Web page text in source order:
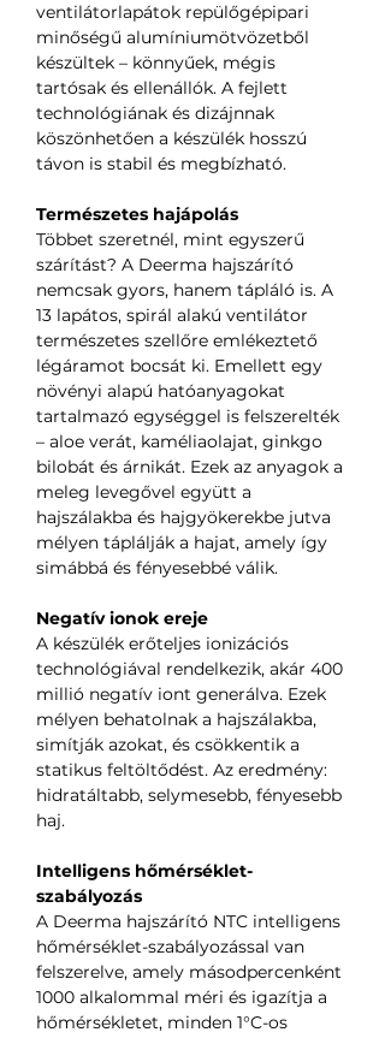
ventilátorlapátok repülőgépipari
minőségű alumíniumötvözetből
készültek – könnyűek, mégis
tartósak és ellenállók. A fejlett
technológiának és dizájnnak
köszönhetően a készülék hosszú
távon is stabil és megbízható.
Természetes hajápolás
Többet szeretnél, mint egyszerű
szárítást? A Deerma hajszárító
nemcsak gyors, hanem tápláló is. A
13 lapátos, spirál alakú ventilátor
természetes szellőre emlékeztető
légáramot bocsát ki. Emellett egy
növényi alapú hatóanyagokat
tartalmazó egységgel is felszerelték
– aloe verát, kaméliaolajat, ginkgo
bilobát és árnikát. Ezek az anyagok a
meleg levegővel együtt a
hajszálakba és hajgyökerekbe jutva
mélyen táplálják a hajat, amely így
simábbá és fényesebbé válik.
Negatív ionok ereje
A készülék erőteljes ionizációs
technológiával rendelkezik, akár 400
millió negatív iont generálva. Ezek
mélyen behatolnak a hajszálakba,
simítják azokat, és csökkentik a
statikus feltöltődést. Az eredmény:
hidratáltabb, selymesebb, fényesebb
haj.
Intelligens hőmérséklet-
szabályozás
A Deerma hajszárító NTC intelligens
hőmérséklet-szabályozással van
felszerelve, amely másodpercenként
1000 alkalommal méri és igazítja a
hőmérsékletet, minden 1°C-os